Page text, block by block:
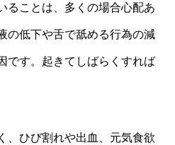
ることは、多くの場合心配あ
の低下や舌で舐める行為の減
です。起きてしばらくすれば
、ひび割れや出血、元気食欲